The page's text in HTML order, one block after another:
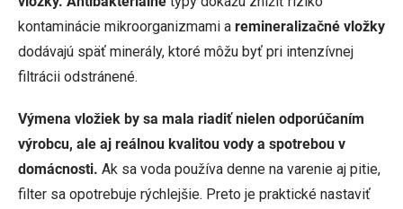
kontaminácie mikroorganizmami a remineralizačné vložky
dodávajú späť minerály, ktoré môžu byť pri intenzívnej
filtrácii odstránené.
Výmena vložiek by sa mala riadiť nielen odporúčaním
výrobcu, ale aj reálnou kvalitou vody a spotrebou v
domácnosti. Ak sa voda používa denne na varenie aj pitie,
filter sa opotrebuje rýchlejšie. Preto je praktické nastaviť